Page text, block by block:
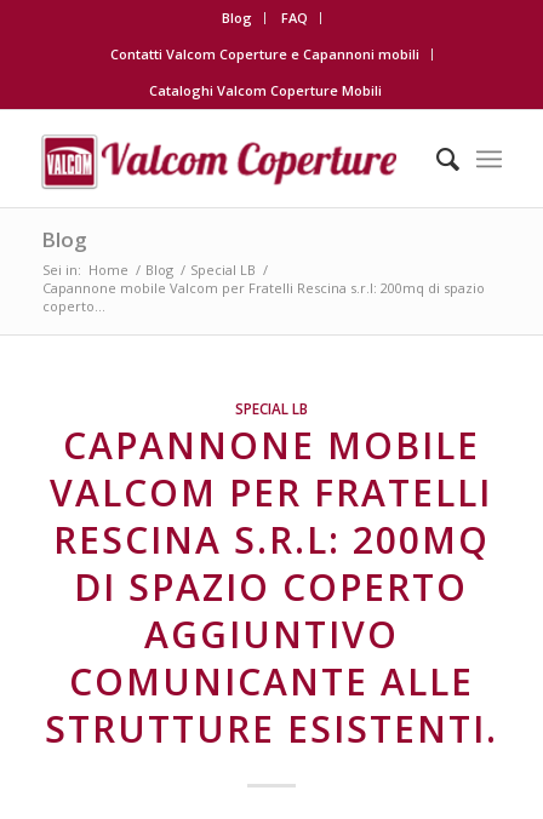
Blog
FAQ
Contatti Valcom Coperture e Capannoni mobili
Cataloghi Valcom Coperture Mobili
Blog
Sei in: Home / Blog / Special LB /
Capannone mobile Valcom per Fratelli Rescina s.r.l: 200mq di spazio
coperto...
SPECIAL LB
CAPANNONE MOBILE
VALCOM PER FRATELLI
RESCINA S.R.L: 200MQ
DI SPAZIO COPERTO
AGGIUNTIVO
COMUNICANTE ALLE
STRUTTURE ESISTENTI.